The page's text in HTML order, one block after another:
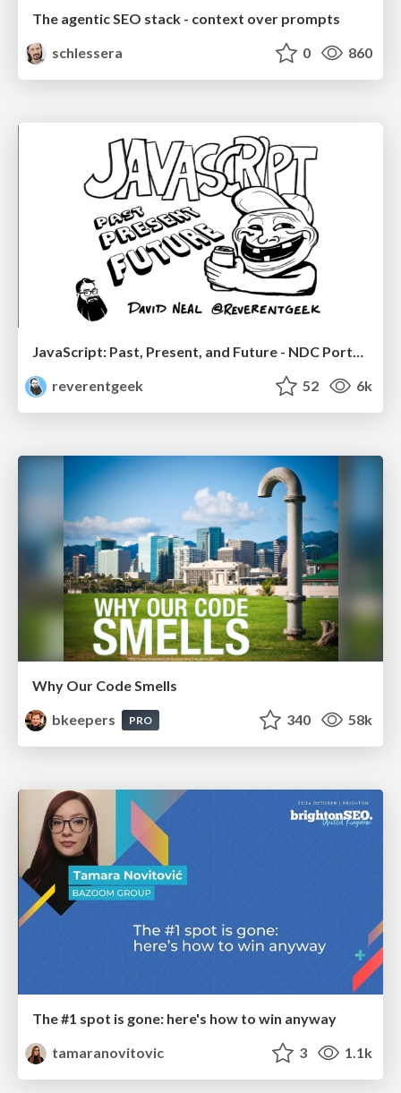
The agentic SEO stack - context over prompts
schlessera
0 860
JavaScript: Past, Present, and Future - NDC Porto 2020
reverentgeek
52 6k
Why Our Code Smells
bkeepers
PRO 340 58k
The #1 spot is gone: here's how to win anyway
tamaranovitovic
3 1.1k